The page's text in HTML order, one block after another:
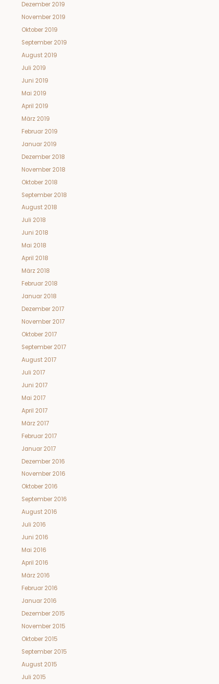
Dezember 2019
November 2019
Oktober 2019
September 2019
August 2019
Juli 2019
Juni 2019
Mai 2019
April 2019
März 2019
Februar 2019
Januar 2019
Dezember 2018
November 2018
Oktober 2018
September 2018
August 2018
Juli 2018
Juni 2018
Mai 2018
April 2018
März 2018
Februar 2018
Januar 2018
Dezember 2017
November 2017
Oktober 2017
September 2017
August 2017
Juli 2017
Juni 2017
Mai 2017
April 2017
März 2017
Februar 2017
Januar 2017
Dezember 2016
November 2016
Oktober 2016
September 2016
August 2016
Juli 2016
Juni 2016
Mai 2016
April 2016
März 2016
Februar 2016
Januar 2016
Dezember 2015
November 2015
Oktober 2015
September 2015
August 2015
Juli 2015